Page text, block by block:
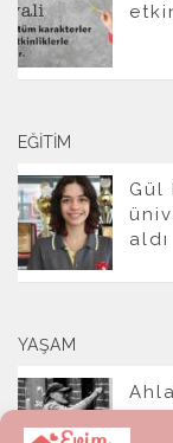
EĞITIM
Gül
aldı
YAŞAM
Bir